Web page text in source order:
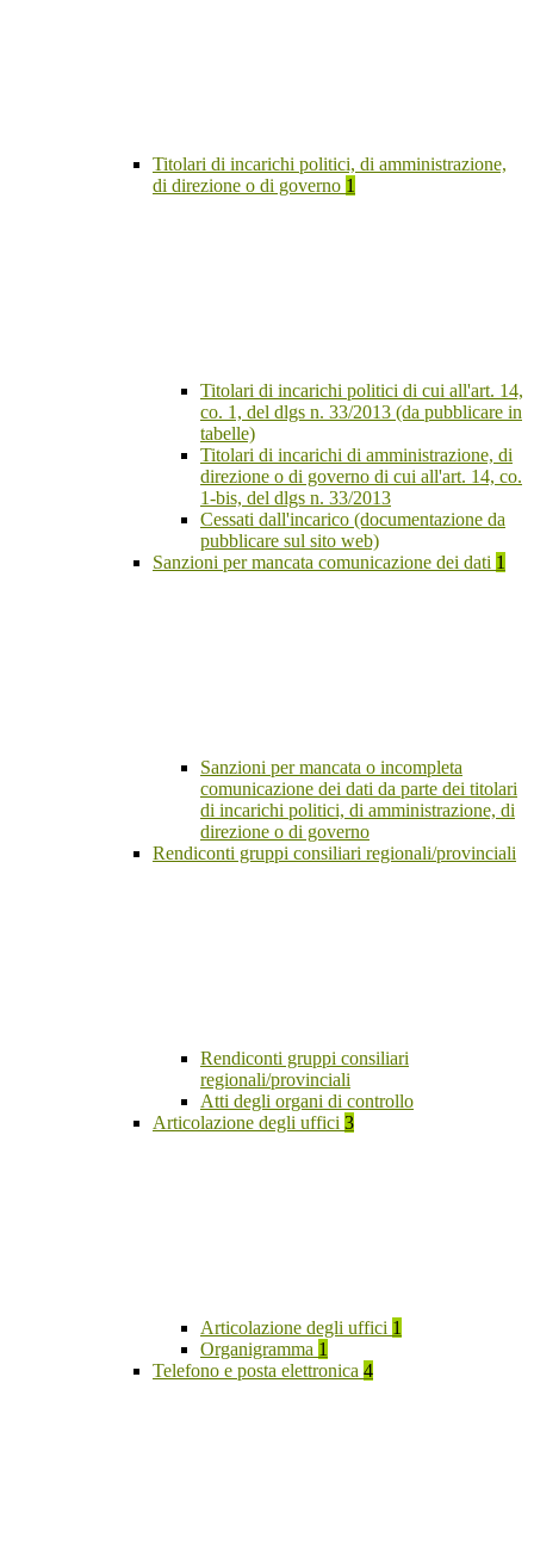
Titolari di incarichi politici, di amministrazione,
di direzione o di governo 1
Titolari di incarichi politici di cui all'art. 14,
co. 1, del dlgs n. 33/2013 (da pubblicare in
tabelle)
Titolari di incarichi di amministrazione, di
direzione o di governo di cui all'art. 14, co.
1-bis, del dlgs n. 33/2013
Cessati dall'incarico (documentazione da
pubblicare sul sito web)
Sanzioni per mancata comunicazione dei dati 1
Sanzioni per mancata o incompleta
comunicazione dei dati da parte dei titolari
di incarichi politici, di amministrazione, di
direzione o di governo
Rendiconti gruppi consiliari regionali/provinciali
Rendiconti gruppi consiliari
regionali/provinciali
Atti degli organi di controllo
Articolazione degli uffici 3
Articolazione degli uffici 1
Organigramma 1
Telefono e posta elettronica 4